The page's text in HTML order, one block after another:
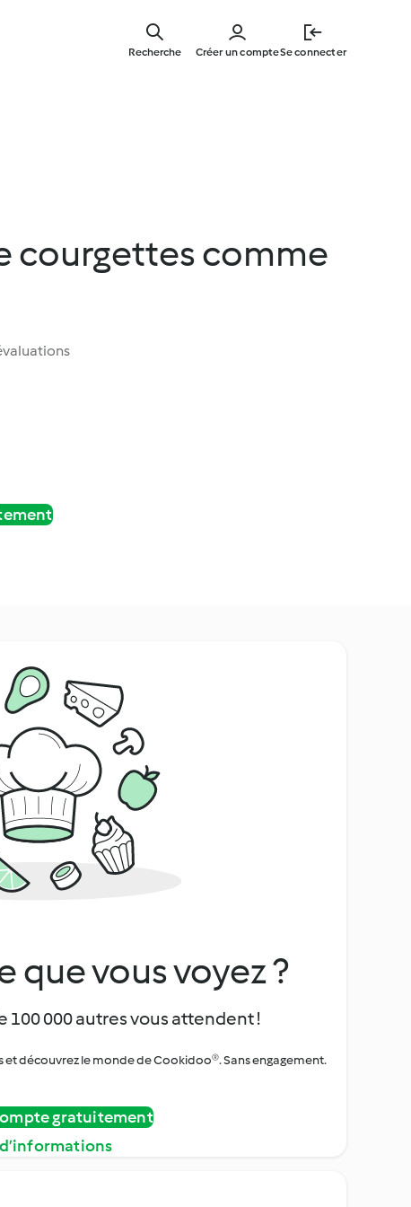
main
Créer un compteSe connecter
Recherche
courgettes comme
que vous voyez ?
000 autres vous attendent !
et découvrez le monde de Cookidoo®. Sans engagement.
gratuitement